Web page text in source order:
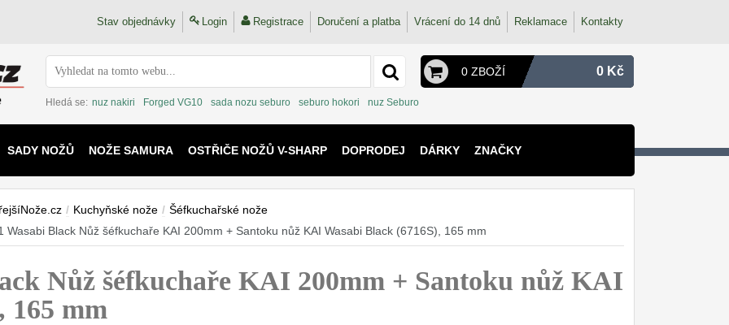
Stav objednávky Login Registrace Doručení a platba Vrácení do 14 dnů Reklamace Kontakty
0 ZBOŽÍ 0 Kč
Hledá se: nuz nakiri Forged VG10 sada nozu seburo seburo hokori nuz Seburo
SADY NOŽŮ NOŽE SAMURA OSTŘIČE NOŽŮ V-SHARP DOPRODEJ DÁRKY ZNAČKY
/ Kuchyňské nože / Šéfkuchařské nože
Wasabi Black Nůž šéfkuchaře KAI 200mm + Santoku nůž KAI Wasabi Black (6716S), 165 mm
Nůž šéfkuchaře KAI 200mm + Santoku nůž KAI
165 mm